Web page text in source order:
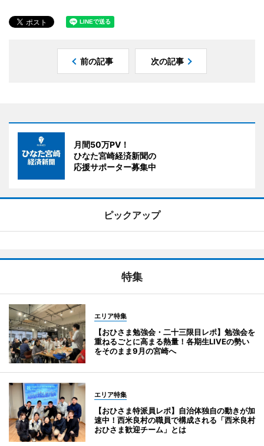
前の記事 次の記事
月間50万PV！
ひなた宮崎経済新聞の
応援サポーター募集中
ピックアップ
特集
エリア特集
【おひさま勉強会・二十三限目レポ】勉強会を
重ねるごとに高まる熱量！各期生LIVEの勢い
をそのまま9月の宮崎へ
エリア特集
【おひさま特派員レポ】自治体独自の動きが加
速中！西米良村の職員で構成される「西米良村
おひさま歓迎チーム」とは